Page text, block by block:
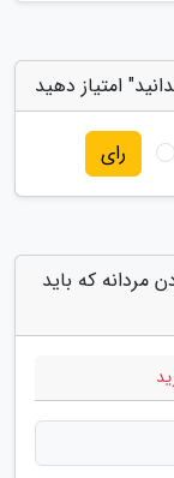
امتیاز دهید
رای
مردانه که باید